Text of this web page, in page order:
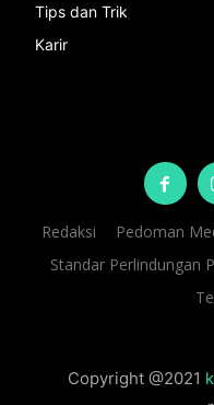
Tips dan Trik
Karir
Redaksi Pedoman
Standar Perlindungan
Copyright @2021